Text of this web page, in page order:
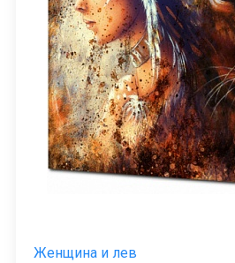
Женщина и лев